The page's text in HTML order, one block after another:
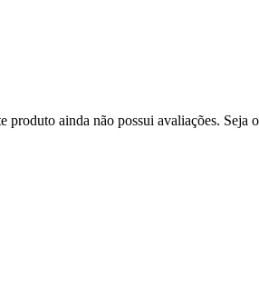
produto ainda não possui avaliações. Seja